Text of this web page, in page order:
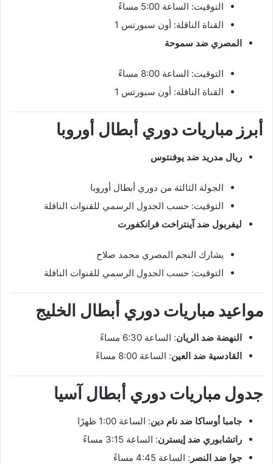
التوقيت: الساعة 5:00 مساءً
القناة الناقلة: أون سبورتس 1
المصري ضد سموحة
التوقيت: الساعة 8:00 مساءً
القناة الناقلة: أون سبورتس 1
أبرز مباريات دوري أبطال أوروبا
ريال مدريد ضد يوفنتوس
الجولة الثالثة من دوري أبطال أوروبا
التوقيت: حسب الجدول الرسمي للقنوات الناقلة
ليفربول ضد آينتراخت فرانكفورت
يشارك النجم المصري محمد صلاح
التوقيت: حسب الجدول الرسمي للقنوات الناقلة
مواعيد مباريات دوري أبطال الخليج
النهضة ضد الريان: الساعة 6:30 مساءً
القادسية ضد العين: الساعة 8:00 مساءً
جدول مباريات دوري أبطال آسيا
جامبا أوساكا ضد نام دين: الساعة 1:00 ظهرًا
راتشابوري ضد إيسترن: الساعة 3:15 مساءً
جوا ضد النصر : الساعة 4:45 مساءً